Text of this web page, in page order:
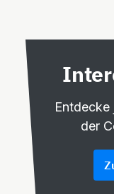
Entdecke
der